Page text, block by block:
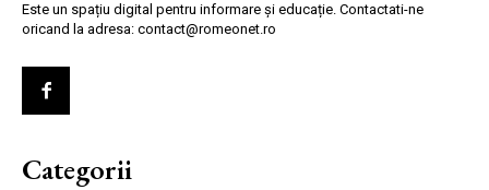
Este un spațiu digital pentru informare și educație. Contactati-ne
oricand la adresa: contact@romeonet.ro
Categorii